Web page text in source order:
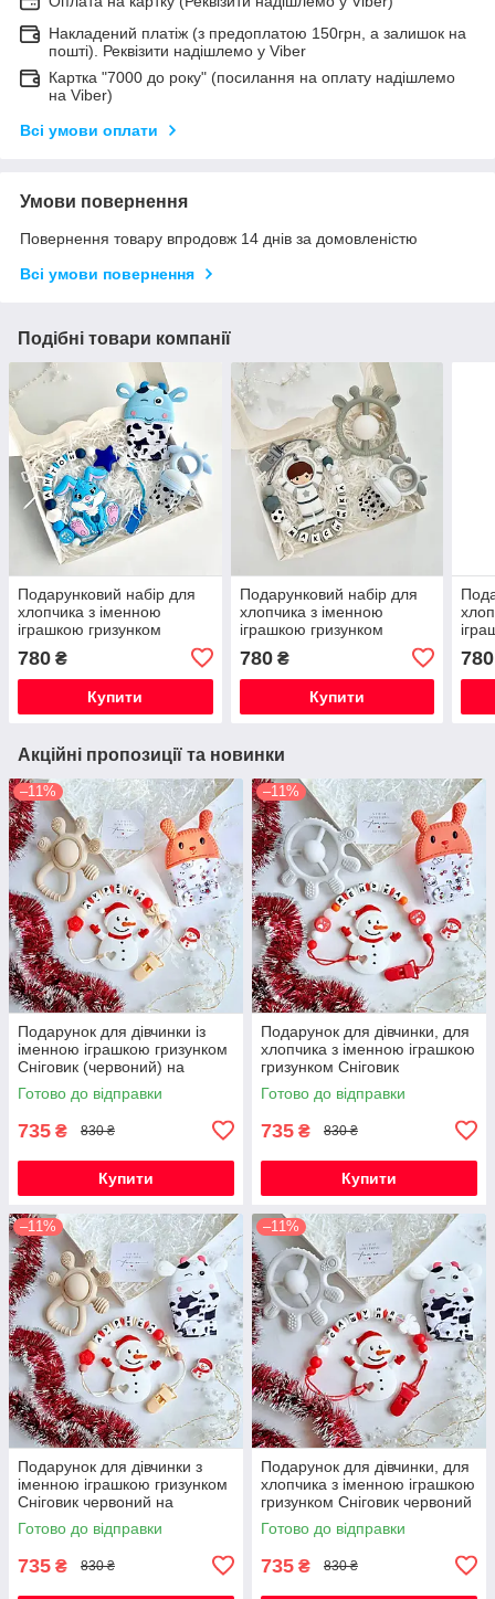
Накладений платіж (з предоплатою 150грн, а залишок на
пошті). Реквізити надішлемо у Viber
Картка "7000 до року" (посилання на оплату надішлемо
на Viber)
Всі умови оплати
Умови повернення
Повернення товару впродовж 14 днів за домовленістю
Всі умови повернення
Подібні товари компанії
Подарунковий набір для
хлопчика з іменною
іграшкою гризунком
Зайчик Банні (блакитний)
на виписку, хрестини
780 ₴
Купити
Подарунковий набір для
хлопчика з іменною
іграшкою гризунком
Космонавт світло-сірий на
виписку, хрестини, півроку
780₴
Купити
780
Акційні пропозиції та новинки
–11%
Подарунок для дівчинки із
іменною іграшкою гризунком
Сніговик (червоний) на
Новорічні свята
Готово до відправки
735 ₴ 830 ₴
Купити
–11%
Подарунок для дівчинки, для
хлопчика з іменною іграшкою
гризунком Сніговик
(червоний) на Новорічні
свята
Готово до відправки
735 ₴ 830 ₴
Купити
–11%
Подарунок для дівчинки з
іменною іграшкою гризунком
Сніговик червоний на
Новорічні свята
Готово до відправки
735 ₴ 830 ₴
–11%
Подарунок для дівчинки, для
хлопчика з іменною іграшкою
гризунком Сніговик червоний
на Новорічні свята
Готово до відправки
735 ₴ 830 ₴